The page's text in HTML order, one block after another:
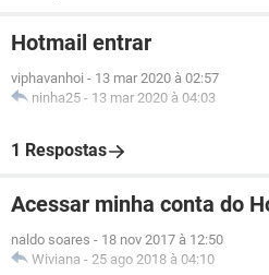
Hotmail entrar
viphavanhoi - 13 mar 2020 à 02:57
ninha25 - 13 mar 2020 à 04:03
1 Respostas
Acessar minha conta do
naldo soares - 18 nov 2017 à 12:50
Wiviana - 25 ago 2018 à 04:10